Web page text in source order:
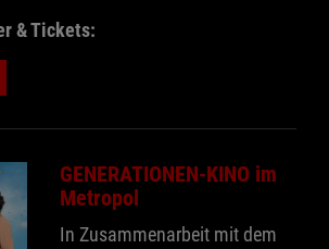
& Tickets:
GENERATIONEN-KINO im
Metropol
In Zusammenarbeit mit dem